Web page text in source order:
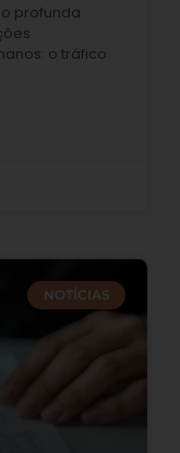
profunda
o tráfico
NOTÍCIAS